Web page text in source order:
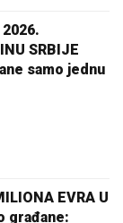
2026.
SRBIJE
samo jednu
EVRA U
građane: